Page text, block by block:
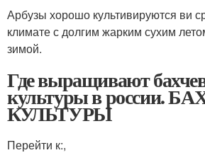
Арбузы хорошо культивируются ви
климате с долгим жарким сухим
зимой.
Где выращивают
культуры в россии.
КУЛЬТУРЫ
Перейти к:,